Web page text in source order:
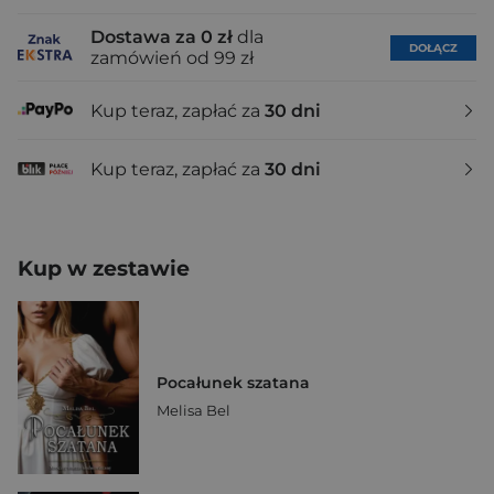
Dostawa za 0 zł dla
zamówień od 99 zł
DOŁĄCZ
Kup teraz, zapłać za 30 dni
Kup teraz, zapłać za 30 dni
Kup w zestawie
Pocałunek szatana
Melisa Bel